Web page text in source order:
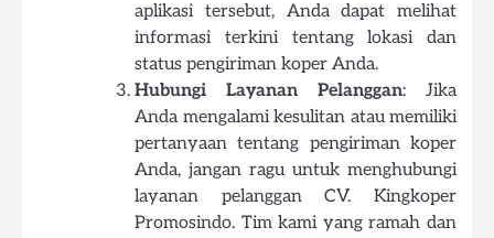
aplikasi tersebut, Anda dapat melihat
informasi terkini tentang lokasi dan
status pengiriman koper Anda.
Hubungi Layanan Pelanggan: Jika
Anda mengalami kesulitan atau memiliki
pertanyaan tentang pengiriman koper
Anda, jangan ragu untuk menghubungi
layanan pelanggan CV. Kingkoper
Promosindo. Tim kami yang ramah dan